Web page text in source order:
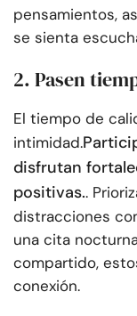
pensamientos,
se sienta
2. Pasen
El tiempo de
intimidad.
disfrutan
positivas..
distracciones
una cita
compartido,
conexión.